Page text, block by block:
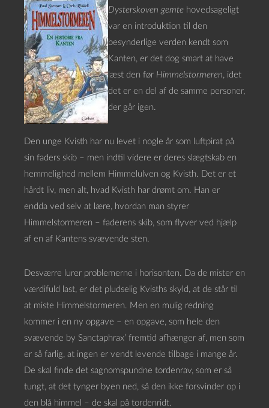
Dysterskoven gemte hovedsageligt
var en introduktion til den
besynderlige verden kendt som
Kanten, er det dog smart at have
læst den før Himmelstormeren, idet
det er en del af de samme personer,
der går igen.
Den unge Kvisth har nu levet i nogle år som luftpirat på
sin faders skib – men indtil videre er deres slægtskab en
hemmelighed mellem Himmelulven og Kvisth. Det er et
hårdt liv, men alt, hvad Kvisth har drømt om. Han er
endda ved selv at lære, hvordan man styrer
Himmelstormeren – faderens skib, som flyver ved hjælp
af en af Kantens svævende sten.
Desværre lurer problemerne i horisonten. Da de mister en
værdifuld last, er det pludselig Kvisths skyld, at de står til
at miste Himmelstormeren. Men en mulig redning
kommer i en ny opgave – en opgave, som hele den
svævende by Sanctaphrax’ fremtid afhænger af, men som
er så farlig, at ingen er vendt levende tilbage i mange år.
De skal finde det sagnomspundne tordenrav, som er så
tungt, at det tynger byen ned, så den ikke forsvinder op i
den blå himmel – de skal på tordenridt.